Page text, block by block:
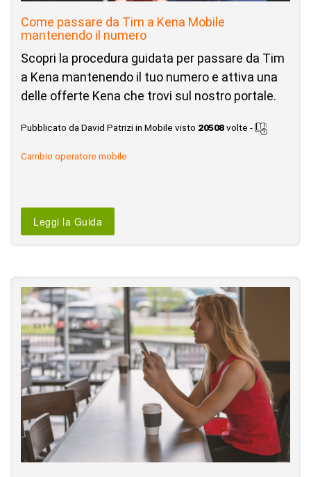
Come passare da Tim a Kena Mobile
mantenendo il numero
Scopri la procedura guidata per passare da Tim
a Kena mantenendo il tuo numero e attiva una
delle offerte Kena che trovi sul nostro portale.
Pubblicato da David Patrizi in Mobile visto 20508volte -
Cambio operatore mobile
Leggi la Guida